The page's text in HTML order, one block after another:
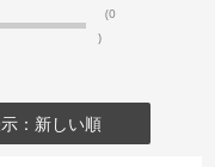
(0
)
：新しい順